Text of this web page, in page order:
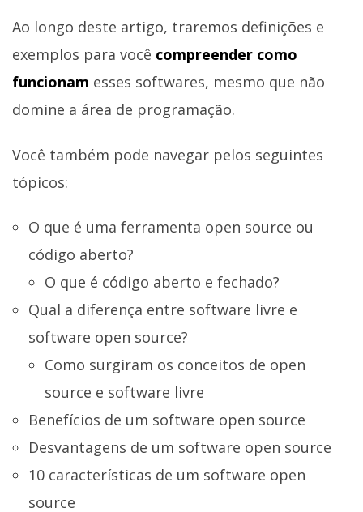
Ao longo deste artigo, traremos definições e
exemplos para você compreender como
funcionam esses softwares, mesmo que não
domine a área de programação.
Você também pode navegar pelos seguintes
tópicos:
O que é uma ferramenta open source ou
código aberto?
O que é código aberto e fechado?
Qual a diferença entre software livre e
software open source?
Como surgiram os conceitos de open
source e software livre
Benefícios de um software open source
Desvantagens de um software open source
10 características de um software open
source